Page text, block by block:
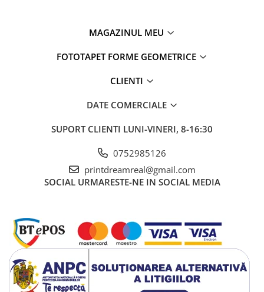
MAGAZINUL MEU
FOTOTAPET FORME GEOMETRICE
CLIENTI
DATE COMERCIALE
SUPORT CLIENTI LUNI-VINERI, 8-16:30
0752985126
printdreamreal@gmail.com
SOCIAL URMARESTE-NE IN SOCIAL MEDIA